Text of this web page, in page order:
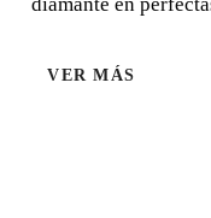
VER MÁS